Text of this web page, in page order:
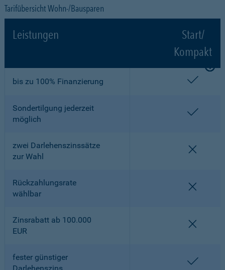
Tarifübersicht Wohn-/Bausparen
Leistungen
Start/
Kompakt
bis zu 100% Finanzierung
Sondertilgung jederzeit
möglich
zwei Darlehenszinssätze
zur Wahl
Rückzahlungsrate
wählbar
Zinsrabatt ab 100.000
EUR
fester günstiger